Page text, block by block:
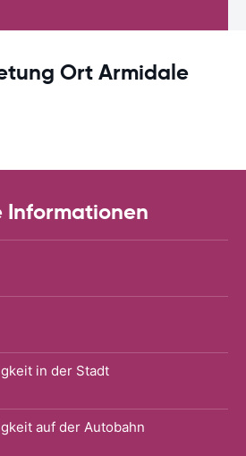
Ort Armidale
Informationen
in der Stadt
auf der Autobahn